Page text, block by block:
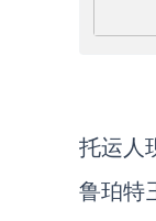
托运人
鲁珀特